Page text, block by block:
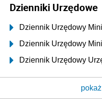
Dzienniki Urzędowe
Dziennik Urzędowy
Dziennik Urzędowy
Dziennik Urzędowy
Dziennik Urzędowy